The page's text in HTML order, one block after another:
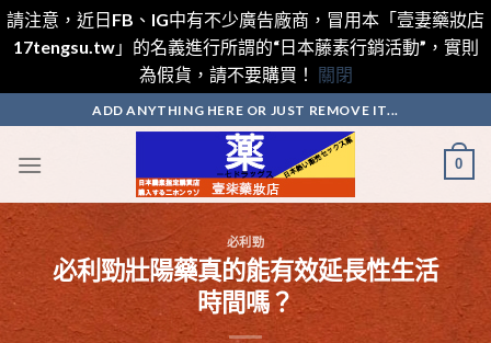
請注意，近日FB、IG中有不少廣告廠商，冒用本「壹妻藥妝店
17tengsu.tw」的名義進行所謂的“日本藤素行銷活動”，實則
為假貨，請不要購買！ 關閉
to
content
ADD ANYTHING HERE OR JUST REMOVE IT...
0
必利勁
必利勁壯陽藥真的能有效延長性生活
時間嗎？